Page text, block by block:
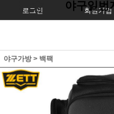
로그인 회원가입
야구일
야구가방> 백팩